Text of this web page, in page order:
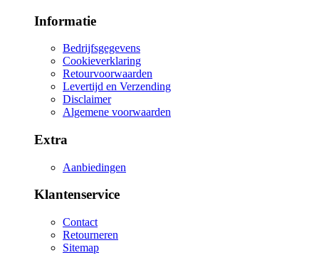
Informatie
Bedrijfsgegevens
Cookieverklaring
Retourvoorwaarden
Levertijd en Verzending
Disclaimer
Algemene voorwaarden
Extra
Aanbiedingen
Klantenservice
Contact
Retourneren
Sitemap